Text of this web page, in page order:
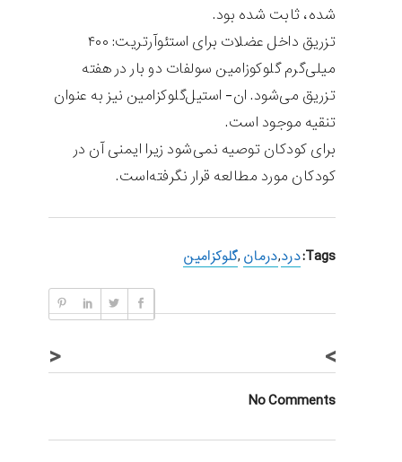
شده، ثابت شده‌ بود.
تزریق داخل عضلات برای استئوآرتریت: ۴۰۰
میلی‌گرم گلوکوزامین سولفات دو بار در هفته
تزریق می‌شود. ان- استیل‌گلوکزامین نیز به عنوان
تنقیه موجود است.
برای کودکان توصیه نمی‌شود زیرا ایمنی آن در
کودکان مورد مطالعه قرار نگرفته‌است.
Tags: درد,درمان ,گلوکزامین
< >
No Comments